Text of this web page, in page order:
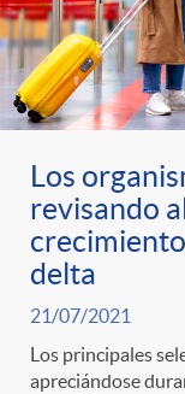
Los
revisando
delta
21/07/2021
Los principales
apreciándose